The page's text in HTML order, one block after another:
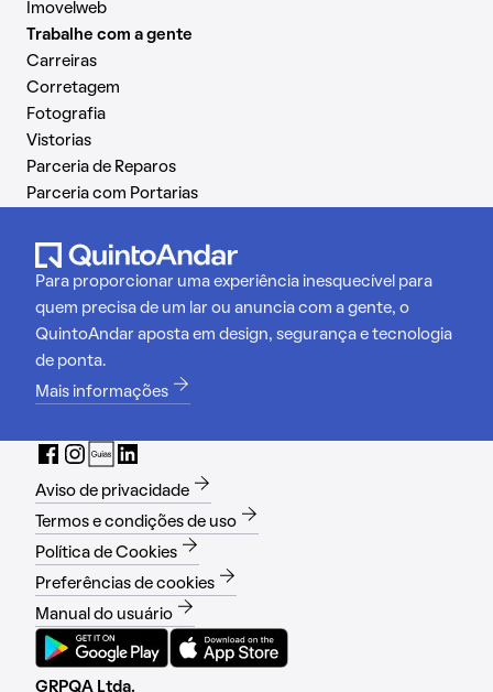
Imovelweb
Trabalhe com a gente
Carreiras
Corretagem
Fotografia
Vistorias
Parceria de Reparos
Parceria com Portarias
Para proporcionar uma experiência inesquecível para
quem precisa de um lar ou anuncia com a gente, o
QuintoAndar aposta em design, segurança e tecnologia
de ponta.
Mais informações
Aviso de privacidade
Termos e condições de uso
Política de Cookies
Preferências de cookies
Manual do usuário
GRPQA Ltda.